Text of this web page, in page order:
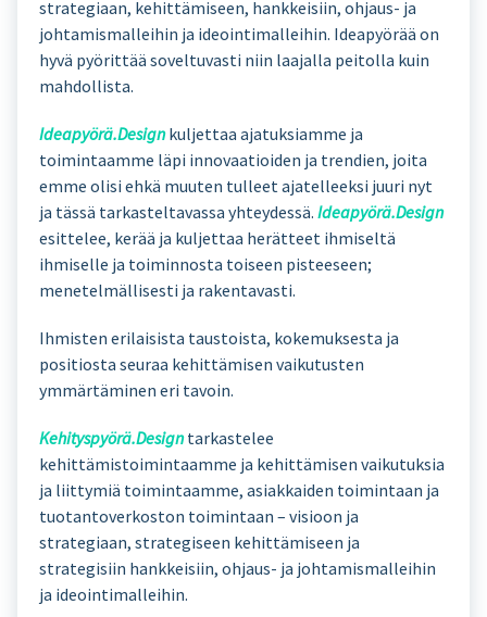
strategiaan, kehittämiseen, hankkeisiin, ohjaus- ja
johtamismalleihin ja ideointimalleihin. Ideapyörää on
hyvä pyörittää soveltuvasti niin laajalla peitolla kuin
mahdollista.
Ideapyörä.Designkuljettaa ajatuksiamme ja
toimintaamme läpi innovaatioiden ja trendien, joita
emme olisi ehkä muuten tulleet ajatelleeksi juuri nyt
ja tässä tarkasteltavassa yhteydessä. Ideapyörä.Design
esittelee, kerää ja kuljettaa herätteet ihmiseltä
ihmiselle ja toiminnosta toiseen pisteeseen;
menetelmällisesti ja rakentavasti.
Ihmisten erilaisista taustoista, kokemuksesta ja
positiosta seuraa kehittämisen vaikutusten
ymmärtäminen eri tavoin.
Kehityspyörä.Designtarkastelee
kehittämistoimintaamme ja kehittämisen vaikutuksia
ja liittymiä toimintaamme, asiakkaiden toimintaan ja
tuotantoverkoston toimintaan – visioon ja
strategiaan, strategiseen kehittämiseen ja
strategisiin hankkeisiin, ohjaus- ja johtamismalleihin
ja ideointimalleihin.